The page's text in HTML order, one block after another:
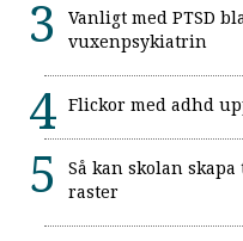
Vanligt med PTSD
vuxenpsykiatrin
Flickor med adhd
Så kan skolan
raster